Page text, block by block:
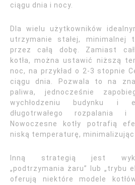
ciągu dnia i nocy.
Dla wielu użytkowników
utrzymanie stałej, minimalnej
przez całą dobę. Zamiast
kotła, można ustawić niższą
noc, na przykład o 2-3 stopnie
ciągu dnia. Pozwala to na
paliwa, jednocześnie
wychłodzeniu budynku i
długotrwałego rozpalania i
Nowoczesne kotły potrafią
niską temperaturę, minimalizując
Inną strategią jest
„podtrzymania żaru” lub „trybu
oferują niektóre modele